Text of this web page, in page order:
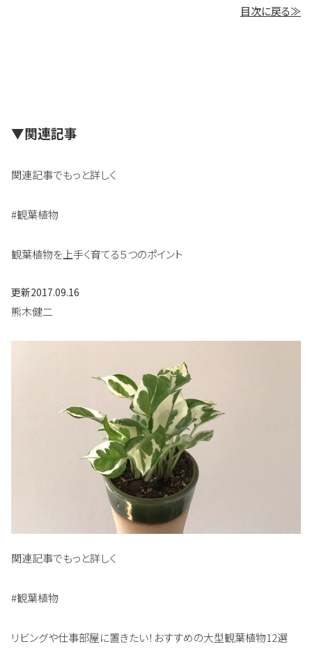
目次に戻る≫
▼関連記事
関連記事でもっと詳しく
#観葉植物
観葉植物を上手く育てる５つのポイント
更新2017.09.16
熊木健二
関連記事でもっと詳しく
#観葉植物
リビングや仕事部屋に置きたい！おすすめの大型観葉植物12選